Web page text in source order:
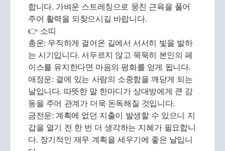
합니다. 가벼운 스트레칭으로 뭉친 근육을 풀어
주어 활력을 되찾으시길 바랍니다.
👉 소띠
총운: 우직하게 걸어온 길에서 서서히 빛을 발하
는 시기입니다. 서두르지 않고 묵묵히 본인의 페
이스를 유지한다면 마음의 평화를 얻게 됩니다.
애정운: 곁에 있는 사람의 소중함을 깨닫게 되는
날입니다. 따뜻한 말 한마디가 상대방에게 큰 감
동을 주어 관계가 더욱 돈독해질 것입니다.
금전운: 계획에 없던 지출이 발생할 수 있으니 지
갑을 열기 전 한 번 더 생각하는 지혜가 필요합니
다. 장기적인 재무 계획을 세우기에 좋은 날입니